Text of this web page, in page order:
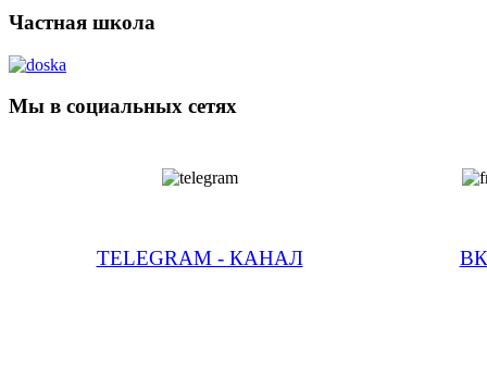
Частная школа
Мы в социальных сетях
TELEGRAM - КАНАЛ